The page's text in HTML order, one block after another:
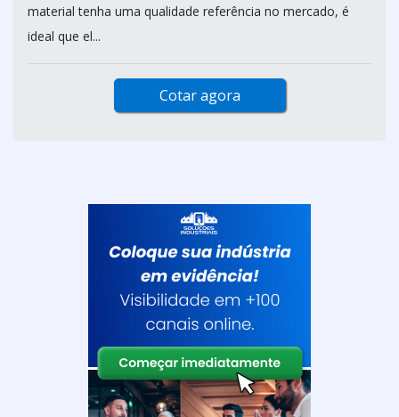
material tenha uma qualidade referência no mercado, é
ideal que el...
Cotar agora